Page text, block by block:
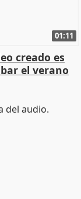
01:11
creado es
el verano